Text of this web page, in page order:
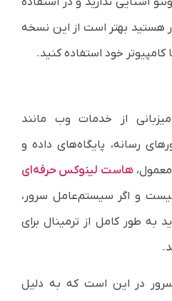
هستید بهتر است از این نسخه
کامپیوتر خود استفاده کنید.
از خدمات وب مانند
رسانه، پایگاه‌های داده و
معمول،هاست لینوکس حرفه‌ای
نیست و اگر سیستم‌عامل سرور،
به طور کامل از ترمینال برای
در این است که به دلیل